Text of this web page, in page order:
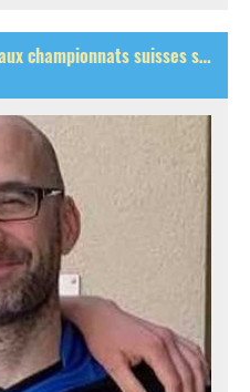
Blaise Nusbaumer en bronze aux championnats suisses seniors!